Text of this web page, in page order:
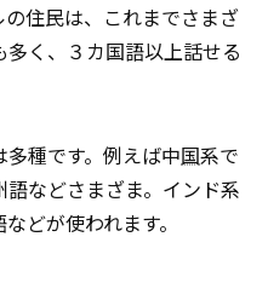
住民は、これまでさまざ
く、３カ国語以上話せる
種です。例えば中国系で
などさまざま。インド系
どが使われます。